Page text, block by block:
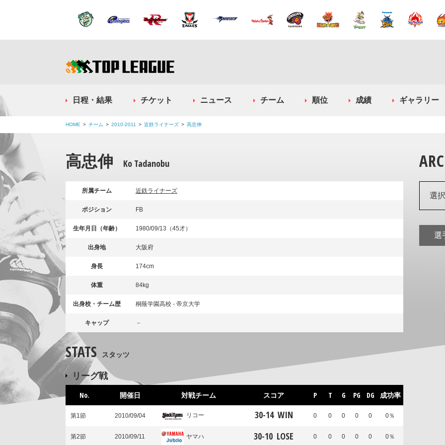
日程・結果 チケット ニュース チーム 順位 成績 ギャラリー
HOME チーム 2010-2011 近鉄ライナーズ 高忠伸
高忠伸 Ko Tadanobu
所属チーム 近鉄ライナーズ
ポジション FB
生年月日（年齢） 1980/09/13（45才）
出身地 大阪府
身長 174cm
体重 84kg
出身校・チーム歴 桐蔭学園高校 - 帝京大学
キャップ －
STATS スタッツ
リーグ戦
No. 開催日 対戦チーム スコア P T G PG DG 成功率
第1節 2010/09/04 リコー 30-14 WIN 0 0 0 0 0 0％
第2節 2010/09/11 ヤマハ 30-10 LOSE 0 0 0 0 0 0％
選
選